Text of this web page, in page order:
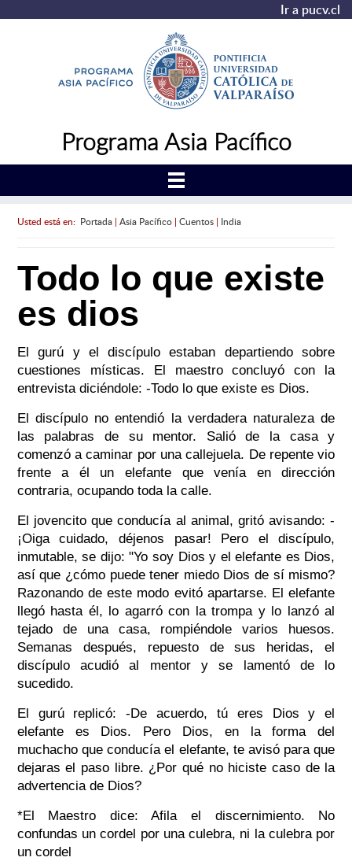
Ir a pucv.cl
Programa Asia Pacífico
Usted está en: Portada| Asia Pacífico| Cuentos| India
Todo lo que existe
es dios
El gurú y el discípulo estaban departiendo sobre
cuestiones místicas. El maestro concluyó con la
entrevista diciéndole: -Todo lo que existe es Dios.
El discípulo no entendió la verdadera naturaleza de
las palabras de su mentor. Salió de la casa y
comenzó a caminar por una callejuela. De repente vio
frente a él un elefante que venía en dirección
contraria, ocupando toda la calle.
El jovencito que conducía al animal, gritó avisando: -
¡Oiga cuidado, déjenos pasar! Pero el discípulo,
inmutable, se dijo: "Yo soy Dios y el elefante es Dios,
así que ¿cómo puede tener miedo Dios de sí mismo?
Razonando de este modo evitó apartarse. El elefante
llegó hasta él, lo agarró con la trompa y lo lanzó al
tejado de una casa, rompiéndole varios huesos.
Semanas después, repuesto de sus heridas, el
discípulo acudió al mentor y se lamentó de lo
sucedido.
El gurú replicó: -De acuerdo, tú eres Dios y el
elefante es Dios. Pero Dios, en la forma del
muchacho que conducía el elefante, te avisó para que
dejaras el paso libre. ¿Por qué no hiciste caso de la
advertencia de Dios?
*El Maestro dice: Afila el discernimiento. No
confundas un cordel por una culebra, ni la culebra por
un cordel